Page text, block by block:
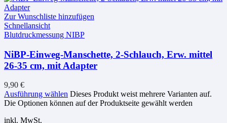
Zur Wunschliste hinzufügen
Schnellansicht
Blutdruckmessung NIBP
NiBP-Einweg-Manschette, 2-Schlauch, Erw. mittel
26-35 cm, mit Adapter
9,90 €
Ausführung wählen Dieses Produkt weist mehrere Varianten auf.
Die Optionen können auf der Produktseite gewählt werden
inkl. MwSt.